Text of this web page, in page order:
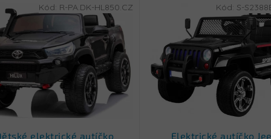
elektrické autíčko
Kód: R-PA.DK-HL850.CZ
Elektrické autíčko
Kód: S-